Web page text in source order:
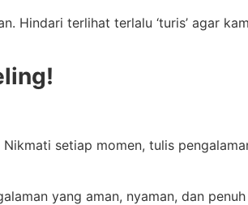
Hindari terlihat terlalu ‘turis’ agar
setiap momen, tulis
yang aman, nyaman, dan